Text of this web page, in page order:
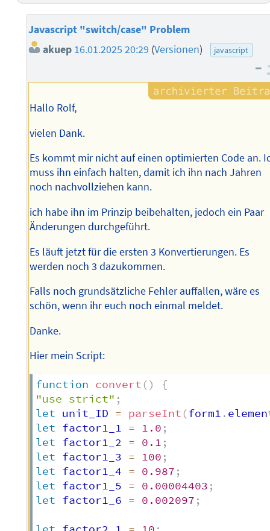
Javascript "switch/case" Problem
akuep 16.01.2025 20:29 (Versionen) javascript
–
Hallo Rolf,
vielen Dank.
Es kommt mir nicht auf einen optimierten Code an.
muss ihn einfach halten, damit ich ihn nach Jahren
noch nachvollziehen kann.
ich habe ihn im Prinzip beibehalten, jedoch ein Paar
Änderungen durchgeführt.
Es läuft jetzt für die ersten 3 Konvertierungen. Es
werden noch 3 dazukommen.
Falls noch grundsätzliche Fehler auffallen, wäre es
schön, wenn ihr euch noch einmal meldet.
Danke.
Hier mein Script:
function convert ()
{
"use strict" ;
let unit_ID = parseInt (form1 .
let factor1_1 = 1.0 ;
let factor1_2 = 0.1 ;
let factor1_3 = 100 ;
let factor1_4 = 0.987 ;
let factor1_5 = 0.00004403 ;
let factor1_6 = 0.002097 ;